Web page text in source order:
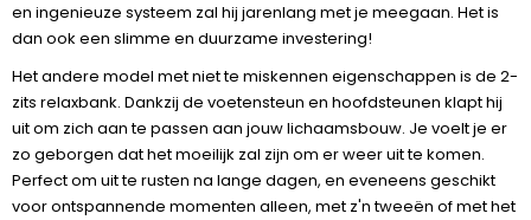
en ingenieuze systeem zal hij jarenlang met je meegaan. Het is
dan ook een slimme en duurzame investering!
Het andere model met niet te miskennen eigenschappen is de 2-
zits relaxbank. Dankzij de voetensteun en hoofdsteunen klapt hij
uit om zich aan te passen aan jouw lichaamsbouw. Je voelt je er
zo geborgen dat het moeilijk zal zijn om er weer uit te komen.
Perfect om uit te rusten na lange dagen, en eveneens geschikt
voor ontspannende momenten alleen, met z'n tweeën of met het